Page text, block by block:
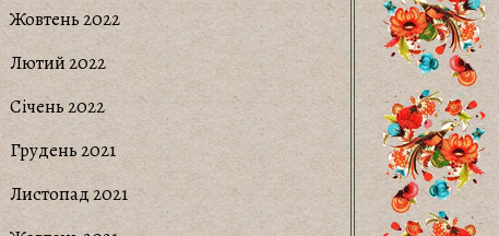
Жовтень 2022
Лютий 2022
Січень 2022
Грудень 2021
Листопад 2021